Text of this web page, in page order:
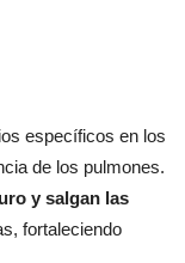
específicos en los
de los pulmones.
y salgan las
fortaleciendo